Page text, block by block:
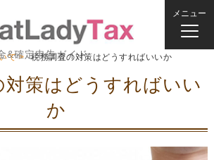
&確定申告ガイド
メニュー
て 税務調査の対策はどうすればいいか
対策はどうすればいい
か